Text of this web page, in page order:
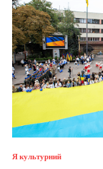
Я культурний